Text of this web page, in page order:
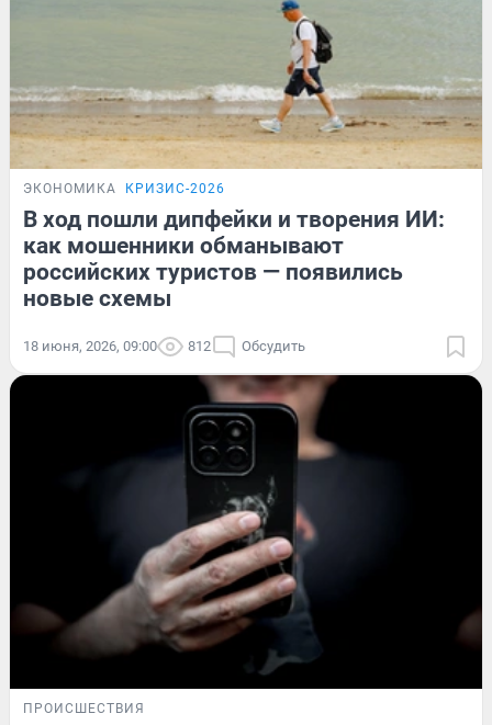
ЭКОНОМИКА КРИЗИС-2026
В ход пошли дипфейки и творения ИИ:
как мошенники обманывают
российских туристов — появились
новые схемы
18 июня, 2026, 09:00 812 Обсудить
ПРОИСШЕСТВИЯ